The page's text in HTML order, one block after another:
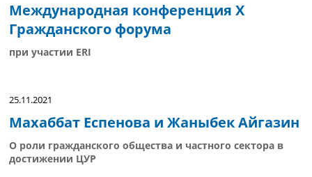
Международная конференция X
Гражданского форума
при участии ERI
25.11.2021
Махаббат Еспенова и Жаныбек Айгазин
О роли гражданского общества и частного сектора в
достижении ЦУР